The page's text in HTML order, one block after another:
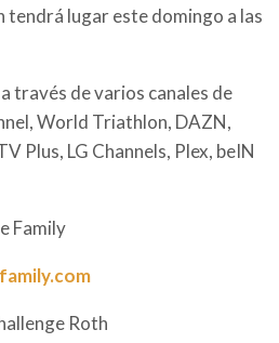
tendrá lugar este domingo a las
través de varios canales de
World Triathlon, DAZN,
Plus, LG Channels, Plex, beIN
Family
Roth